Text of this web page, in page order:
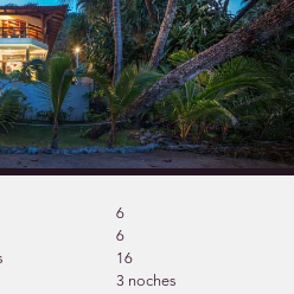
6
6
16
3 noches